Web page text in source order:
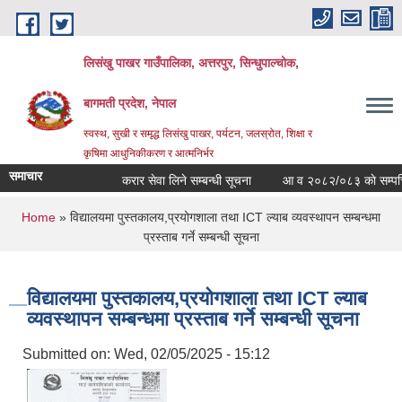
Skip to main content
लिसंखु पाखर गाउँपालिका, अत्तरपुर, सिन्धुपाल्चोक,
बागमती प्रदेश, नेपाल
स्वस्थ, सुखी र समृद्ध लिसंखु पाखर, पर्यटन, जलस्रोत, शिक्षा र
कृषिमा आधुनिकीकरण र आत्मनिर्भर
समाचार करार सेवा लिने सम्बन्धी सूचना आ व २०८२/०८३ काे सम्पत्ति
You are here
Home » विद्यालयमा पुस्तकालय,प्रयोगशाला तथा ICT ल्याब व्यवस्थापन सम्बन्धमा
प्रस्ताब गर्ने सम्बन्धी सूचना
विद्यालयमा पुस्तकालय,प्रयोगशाला तथा ICT ल्याब
व्यवस्थापन सम्बन्धमा प्रस्ताब गर्ने सम्बन्धी सूचना
Submitted on: Wed, 02/05/2025 - 15:12